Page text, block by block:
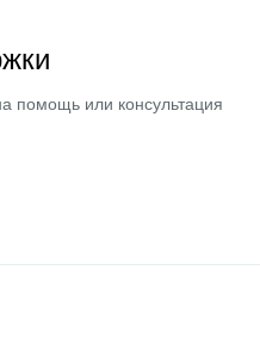
помощь или консультация